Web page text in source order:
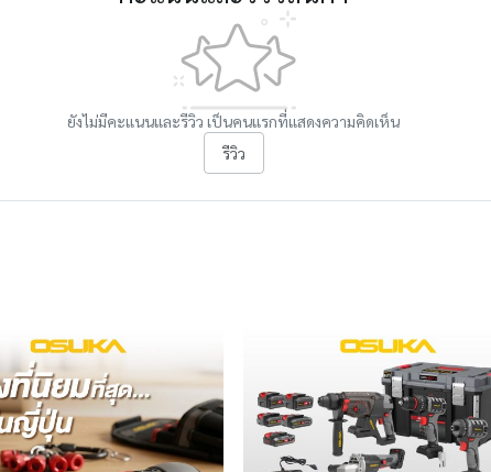
ยังไม่มีคะแนนและรีวิว เป็นคนแรกที่แสดงความคิดเห็น
รีวิว